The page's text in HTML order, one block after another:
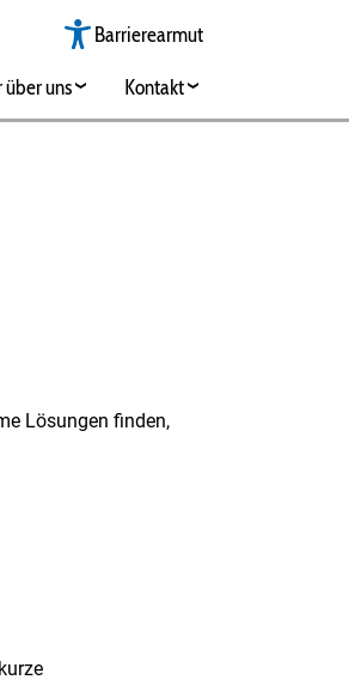
Barrierearmut
über uns Kontakt
Lösungen finden,